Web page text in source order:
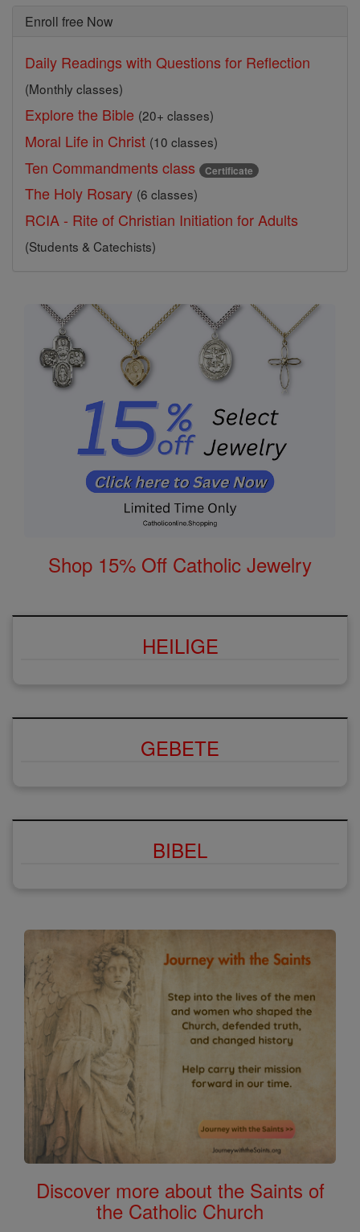
Enroll free Now
Daily Readings with Questions for Reflection
(Monthly classes)
Explore the Bible (20+ classes)
Moral Life in Christ (10 classes)
Ten Commandments class Certificate
The Holy Rosary (6 classes)
RCIA - Rite of Christian Initiation for Adults
(Students & Catechists)
Shop 15% Off Catholic Jewelry
HEILIGE
GEBETE
BIBEL
Discover more about the Saints of
the Catholic Church